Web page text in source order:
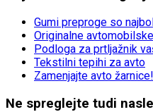
Gumi preproge so
Originalne
Podloga za prtljažnik
Tekstilni tepihi za avto
Zamenjajte avto žarnice!
Ne spreglejte tudi